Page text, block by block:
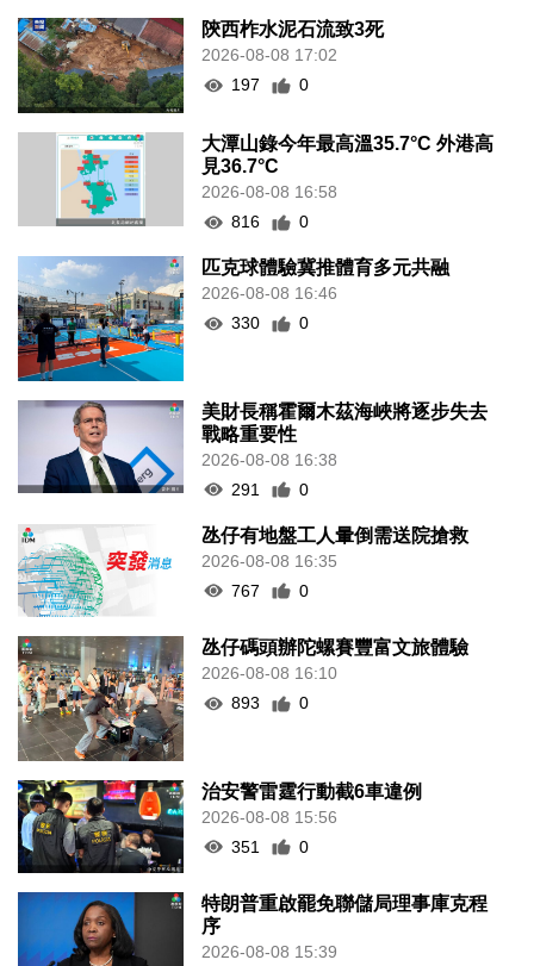
陝西柞水泥石流致3死
2026-08-08 17:02
197
0
大潭山錄今年最高溫35.7°C 外港高
見36.7°C
2026-08-08 16:58
816
0
匹克球體驗冀推體育多元共融
2026-08-08 16:46
330
0
美財長稱霍爾木茲海峽將逐步失去
戰略重要性
2026-08-08 16:38
291
0
氹仔有地盤工人暈倒需送院搶救
2026-08-08 16:35
767
0
氹仔碼頭辦陀螺賽豐富文旅體驗
2026-08-08 16:10
893
0
治安警雷霆行動截6車違例
2026-08-08 15:56
351
0
特朗普重啟罷免聯儲局理事庫克程
序
2026-08-08 15:39